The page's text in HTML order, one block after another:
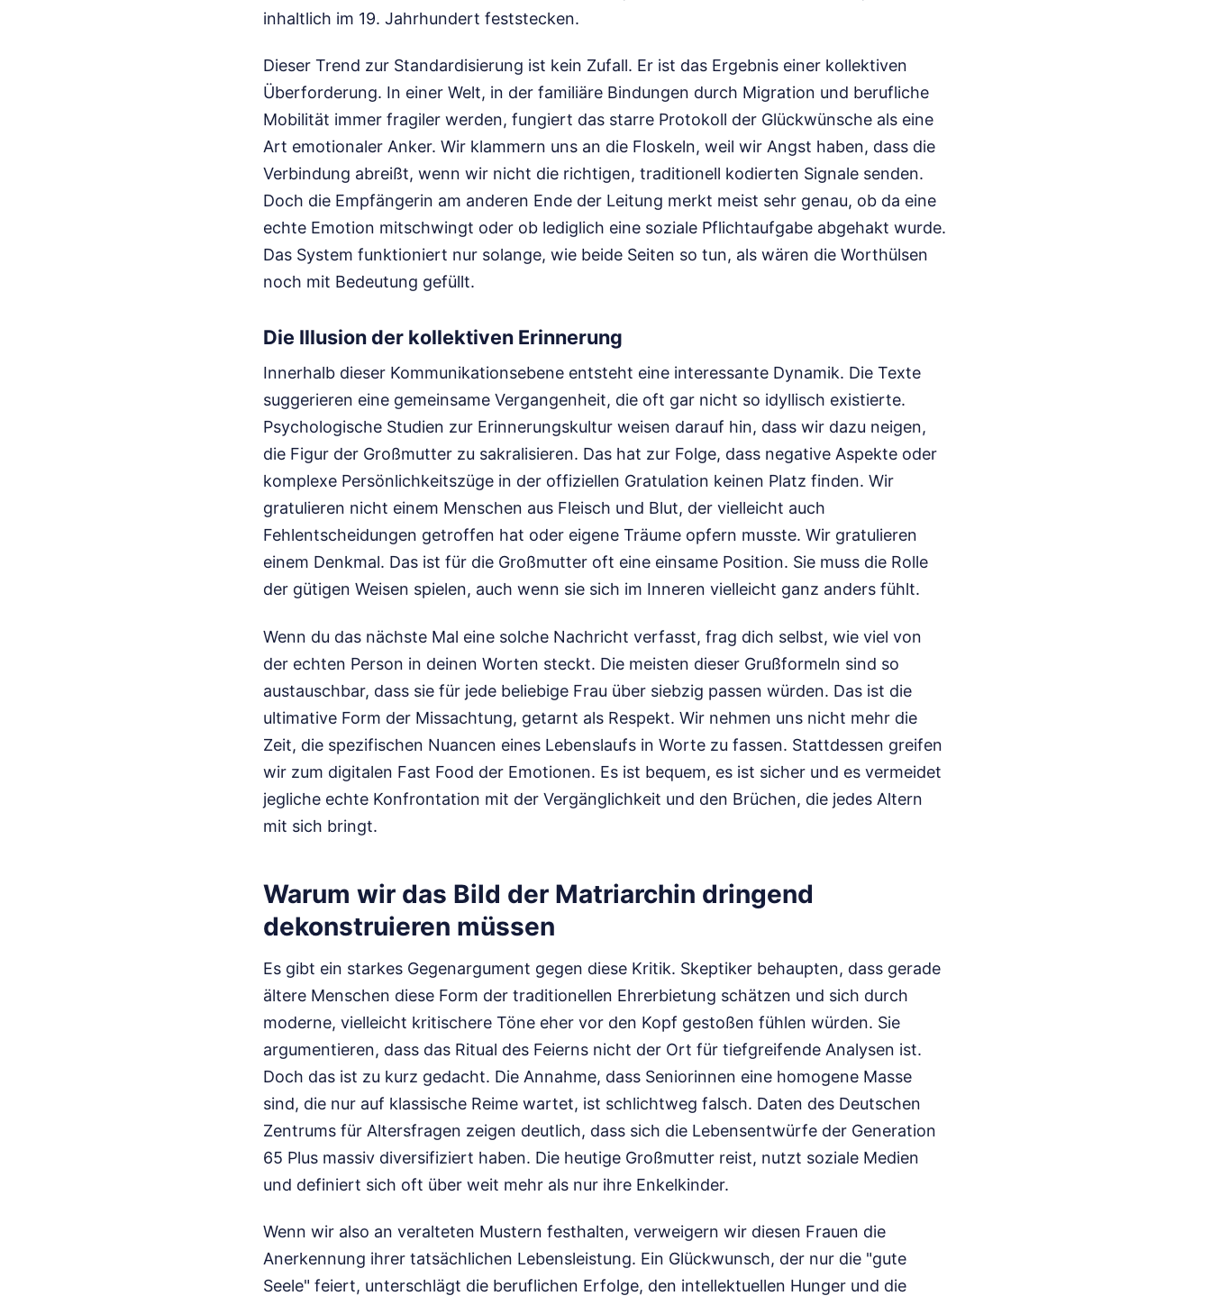
inhaltlich im 19. Jahrhundert feststecken.
Dieser Trend zur Standardisierung ist kein Zufall. Er ist das Ergebnis einer kollektiven
Überforderung. In einer Welt, in der familiäre Bindungen durch Migration und berufliche
Mobilität immer fragiler werden, fungiert das starre Protokoll der Glückwünsche als eine
Art emotionaler Anker. Wir klammern uns an die Floskeln, weil wir Angst haben, dass die
Verbindung abreißt, wenn wir nicht die richtigen, traditionell kodierten Signale senden.
Doch die Empfängerin am anderen Ende der Leitung merkt meist sehr genau, ob da eine
echte Emotion mitschwingt oder ob lediglich eine soziale Pflichtaufgabe abgehakt wurde.
Das System funktioniert nur solange, wie beide Seiten so tun, als wären die Worthülsen
noch mit Bedeutung gefüllt.
Die Illusion der kollektiven Erinnerung
Innerhalb dieser Kommunikationsebene entsteht eine interessante Dynamik. Die Texte
suggerieren eine gemeinsame Vergangenheit, die oft gar nicht so idyllisch existierte.
Psychologische Studien zur Erinnerungskultur weisen darauf hin, dass wir dazu neigen,
die Figur der Großmutter zu sakralisieren. Das hat zur Folge, dass negative Aspekte oder
komplexe Persönlichkeitszüge in der offiziellen Gratulation keinen Platz finden. Wir
gratulieren nicht einem Menschen aus Fleisch und Blut, der vielleicht auch
Fehlentscheidungen getroffen hat oder eigene Träume opfern musste. Wir gratulieren
einem Denkmal. Das ist für die Großmutter oft eine einsame Position. Sie muss die Rolle
der gütigen Weisen spielen, auch wenn sie sich im Inneren vielleicht ganz anders fühlt.
Wenn du das nächste Mal eine solche Nachricht verfasst, frag dich selbst, wie viel von
der echten Person in deinen Worten steckt. Die meisten dieser Grußformeln sind so
austauschbar, dass sie für jede beliebige Frau über siebzig passen würden. Das ist die
ultimative Form der Missachtung, getarnt als Respekt. Wir nehmen uns nicht mehr die
Zeit, die spezifischen Nuancen eines Lebenslaufs in Worte zu fassen. Stattdessen greifen
wir zum digitalen Fast Food der Emotionen. Es ist bequem, es ist sicher und es vermeidet
jegliche echte Konfrontation mit der Vergänglichkeit und den Brüchen, die jedes Altern
mit sich bringt.
Warum wir das Bild der Matriarchin dringend
dekonstruieren müssen
Es gibt ein starkes Gegenargument gegen diese Kritik. Skeptiker behaupten, dass gerade
ältere Menschen diese Form der traditionellen Ehrerbietung schätzen und sich durch
moderne, vielleicht kritischere Töne eher vor den Kopf gestoßen fühlen würden. Sie
argumentieren, dass das Ritual des Feierns nicht der Ort für tiefgreifende Analysen ist.
Doch das ist zu kurz gedacht. Die Annahme, dass Seniorinnen eine homogene Masse
sind, die nur auf klassische Reime wartet, ist schlichtweg falsch. Daten des Deutschen
Zentrums für Altersfragen zeigen deutlich, dass sich die Lebensentwürfe der Generation
65 Plus massiv diversifiziert haben. Die heutige Großmutter reist, nutzt soziale Medien
und definiert sich oft über weit mehr als nur ihre Enkelkinder.
Wenn wir also an veralteten Mustern festhalten, verweigern wir diesen Frauen die
Anerkennung ihrer tatsächlichen Lebensleistung. Ein Glückwunsch, der nur die "gute
Seele" feiert, unterschlägt die beruflichen Erfolge, den intellektuellen Hunger und die